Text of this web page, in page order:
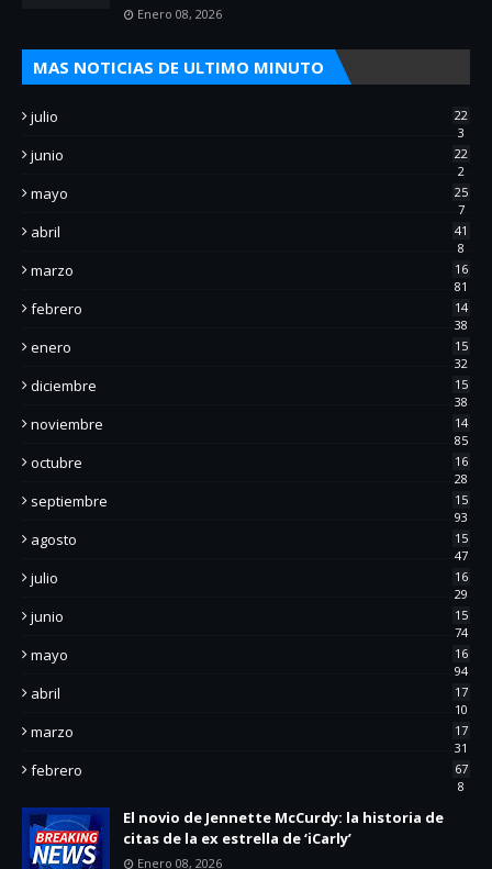
Enero 08, 2026
MAS NOTICIAS DE ULTIMO MINUTO
julio
22
3
junio
22
2
mayo
25
7
abril
41
8
marzo
16
81
febrero
14
38
enero
15
32
diciembre
15
38
noviembre
14
85
octubre
16
28
septiembre
15
93
agosto
15
47
julio
16
29
junio
15
74
mayo
16
94
abril
17
10
marzo
17
31
febrero
67
8
El novio de Jennette McCurdy: la historia de
citas de la ex estrella de ‘iCarly’
Enero 08, 2026